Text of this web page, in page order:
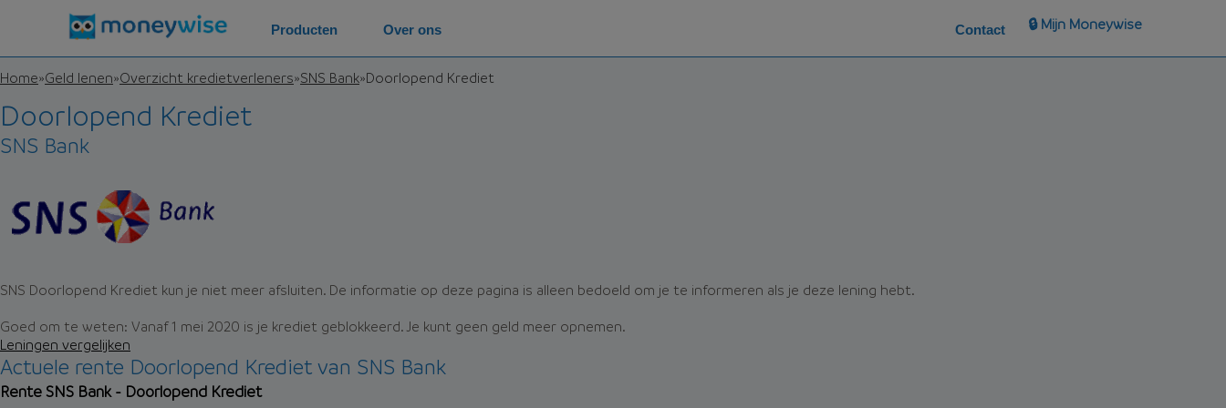
Home»Geld lenen»Overzicht kredietverleners»SNS Bank»Doorlopend Krediet
Doorlopend Krediet
SNS Bank
SNS Doorlopend Krediet kun je niet meer afsluiten. De informatie op deze pagina is alleen bedoeld om je te informeren als je deze lening hebt.
Goed om te weten: Vanaf 1 mei 2020 is je krediet geblokkeerd. Je kunt geen geld meer opnemen.
Leningen vergelijken
Actuele rente Doorlopend Krediet van SNS Bank
Rente SNS Bank - Doorlopend Krediet
Producten Over ons Contact 🔒 Mijn Moneywise